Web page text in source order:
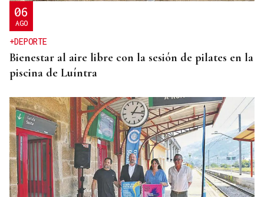
06
AGO
+DEPORTE
Bienestar al aire libre con la sesión de pilates en la
piscina de Luíntra